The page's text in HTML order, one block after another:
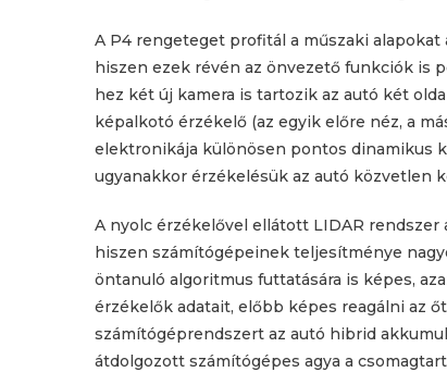
A P4 rengeteget profitál a műszaki
hiszen ezek révén az önvezető funkciók is
hez két új kamera is tartozik az autó két
képalkotó érzékelő (az egyik előre néz, a
elektronikája különösen pontos dinamikus
ugyanakkor érzékelésük az autó közvetlen
A nyolc érzékelővel ellátott LIDAR rendszer
hiszen számítógépeinek teljesítménye
öntanuló algoritmus futtatására is képes,
érzékelők adatait, előbb képes reagálni az
számítógéprendszert az autó hibrid
átdolgozott számítógépes agya a